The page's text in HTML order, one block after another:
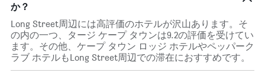
か？
Long Street周辺には高評価のホテルが沢山あります。そ
の内の一つ、タージ ケープ タウンは9.2の評価を受けてい
ます。その他、ケープ タウン ロッジ ホテルやペッパーク
ラブ ホテルもLong Street周辺での滞在におすすめです。